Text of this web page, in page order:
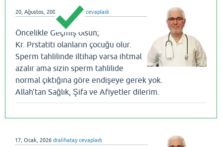
20, Ağustos, 2008 dralihatay cevapladı
Öncelikle Geçmiş olsun;
Kr. Prstatiti olanların çocuğu olur.
Sperm tahlilinde iltihap varsa ihtmal
azalır ama sizin sperm tahlilide
normal çıktığına göre endişeye gerek yok.
Allah'tan Sağlık, Şifa ve Afiyetler dilerim.
17, Ocak, 2026 dralihatay cevapladı